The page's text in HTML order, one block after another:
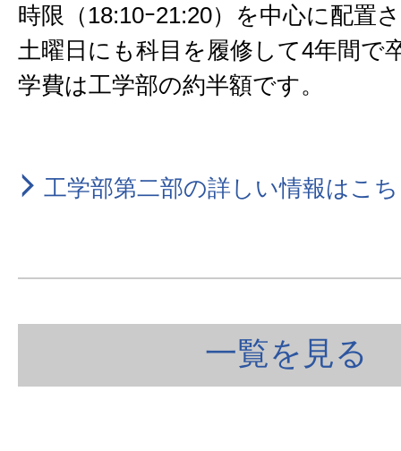
時限（18:10ｰ21:20）を中心に配置
土曜日にも科目を履修して4年間で
学費は工学部の約半額です。
工学部第二部の詳しい情報はこ
一覧を見る